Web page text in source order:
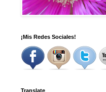
¡Mis Redes Sociales!
Translate